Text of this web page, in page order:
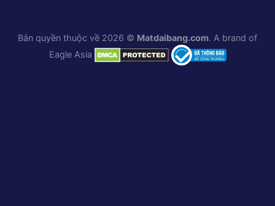
Bản quyền thuộc về 2026 © Matdaibang.com. A brand of
Eagle Asia